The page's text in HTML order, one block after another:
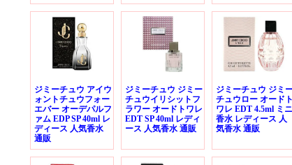
ジミーチュウ アイウ
ォントチュウフォー
エバー オーデパルフ
ァム EDP SP 40ml レ
ディース 人気香水
通販
ジミーチュウ ジミー
チュウイリシットフ
ラワー オードトワレ
EDT SP 40ml レディ
ース 人気香水 通販
ジミーチュウ ジミ
チュウロー オードト
ワレ EDT 4.5ml ミニ
香水 レディース 人
気香水 通販